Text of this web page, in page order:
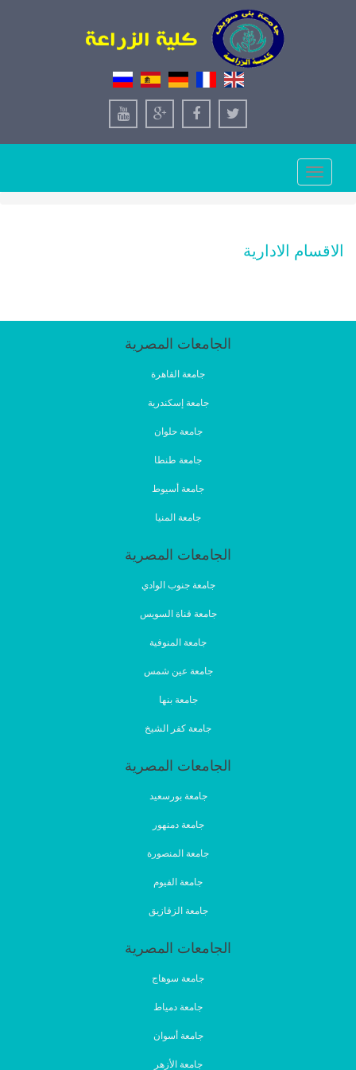
Toggle
navigation
الاقسام الادارية
الجامعات المصرية
جامعة القاهرة
جامعة إسكندرية
جامعة حلوان
جامعة طنطا
جامعة أسيوط
جامعة المنيا
الجامعات المصرية
جامعة جنوب الوادي
جامعة قناة السويس
جامعة المنوفية
جامعة عين شمس
جامعة بنها
جامعة كفر الشيخ
الجامعات المصرية
جامعة بورسعيد
جامعة دمنهور
جامعة المنصورة
جامعة الفيوم
جامعة الزقازيق
الجامعات المصرية
جامعة سوهاج
جامعة دمياط
جامعة أسوان
جامعة الأزهر